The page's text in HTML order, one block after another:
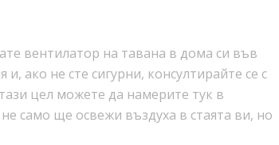
вентилатор на тавана в дома си във
ако не сте сигурни, консултирайте се с
цел можете да намерите тук в
само ще освежи въздуха в стаята ви, но